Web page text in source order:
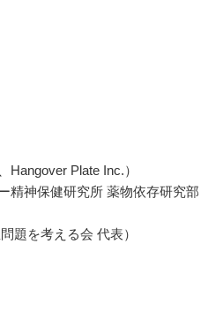
Plate Inc.）
精神保健研究所 薬物依存研究部
題を考える会 代表）